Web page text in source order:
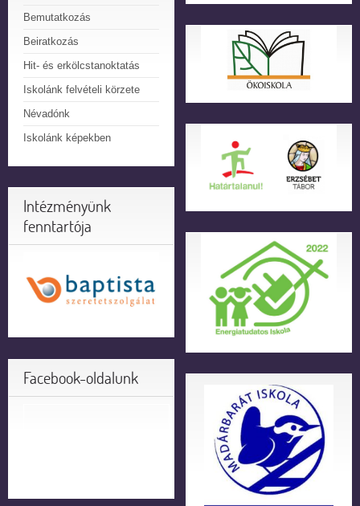
Bemutatkozás
Beiratkozás
Hit- és erkölcstanoktatás
Iskolánk felvételi körzete
Névadónk
Iskolánk képekben
Intézményünk
fenntartója
Facebook-oldalunk